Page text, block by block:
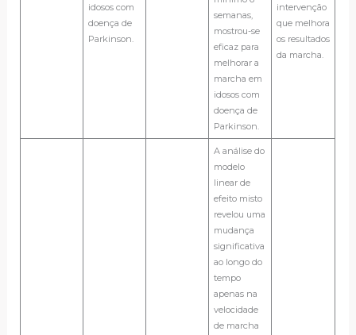
idosos com
doença de
Parkinson.
semanas,
mostrou-se
eficaz para
melhorar a
marcha em
idosos com
doença de
Parkinson.
intervenção
que melhora
os resultados
da marcha.
A análise do
modelo
linear de
efeito misto
revelou uma
mudança
significativa
ao longo do
tempo
apenas na
velocidade
de marcha